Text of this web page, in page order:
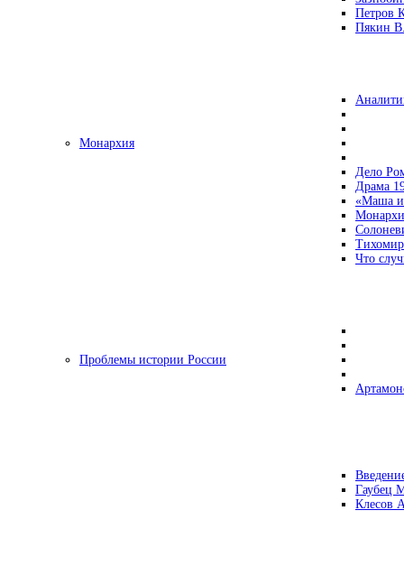
Петров
Пякин
Монархия
Дело
Драма
«Маша и
Что
Проблемы истории России
Гаубец
Клесов